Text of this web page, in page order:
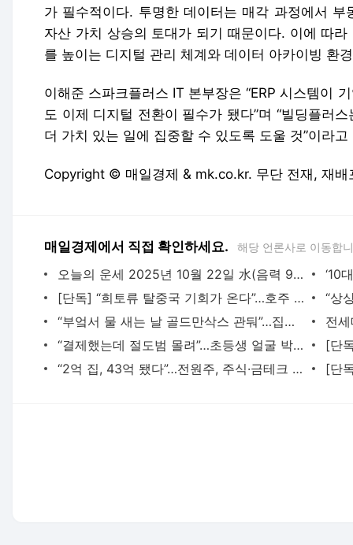
가 필수적이다. 투명한 데이터는 매각 과정에서
자산 가치 상승의 토대가 되기 때문이다. 이에 따
를 높이는 디지털 관리 체계와 데이터 아카이빙 환
이해준 스파크플러스 IT 본부장은 “ERP 시스템이
도 이제 디지털 전환이 필수가 됐다”며 “빌딩플러
더 가치 있는 일에 집중할 수 있도록 도울 것”이라고
Copyright © 매일경제 & mk.co.kr. 무단 전재, 재배
매일경제에서 직접 확인하세요. 해당 언론사로 이동합
오늘의 운세 2025년 10월 22일 水(음력 9월 2일) - 매일경제
[단독] “희토류 탈중국 기회가 온다”…호주 최대기업, 한국에 500억원 투자 - 매일경제
“부엌서 물 새는 날 골드만삭스 관둬”…집수리 사업 뛰어든 이 부부 - 매일경제
“결제했는데 절도범 몰려”…초등생 얼굴 박제한 무인점포 - 매일경제
“2억 집, 43억 됐다”…전원주, 주식·금테크 이어 부동산도 성공 - 매일경제